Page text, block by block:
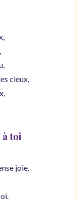
cieux,
à toi
joie.